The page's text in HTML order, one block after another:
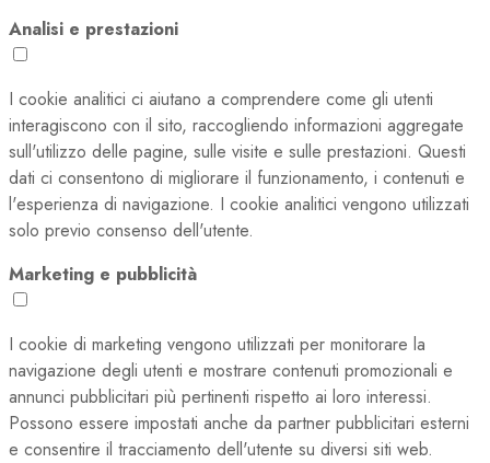
Analisi e prestazioni
I cookie analitici ci aiutano a comprendere come gli utenti
interagiscono con il sito, raccogliendo informazioni aggregate
sull'utilizzo delle pagine, sulle visite e sulle prestazioni. Questi
dati ci consentono di migliorare il funzionamento, i contenuti e
l'esperienza di navigazione. I cookie analitici vengono utilizzati
solo previo consenso dell'utente.
Marketing e pubblicità
I cookie di marketing vengono utilizzati per monitorare la
navigazione degli utenti e mostrare contenuti promozionali e
annunci pubblicitari più pertinenti rispetto ai loro interessi.
Possono essere impostati anche da partner pubblicitari esterni
e consentire il tracciamento dell'utente su diversi siti web.